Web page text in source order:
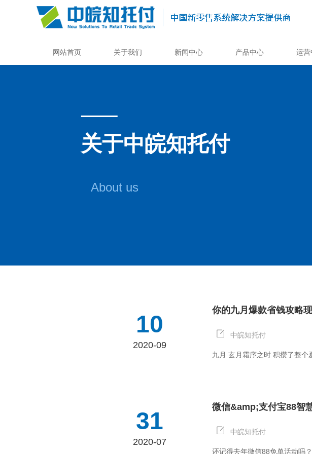
网站首页 关于我们 新闻中心 产品中心 运营
关于中皖知托付
About us
10
2020-09
你的九月爆款省钱攻略
中皖知托付
九月 玄月霜序之时 积攒了整个
31
2020-07
微信&amp;支付宝88智
中皖知托付
还记得去年微信88免单活动吗